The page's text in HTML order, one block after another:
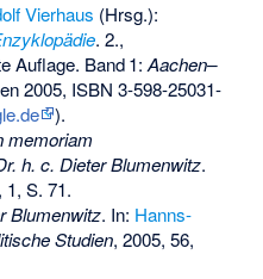
Vierhaus (Hrsg.):
. 2.,
Auflage. Band 1:Aachen–
2005, ISBN 3-598-25031-
).
memoriam
h. c. Dieter Blumenwitz.
1, S. 71.
Blumenwitz. In: Hanns-
Studien, 2005, 56,